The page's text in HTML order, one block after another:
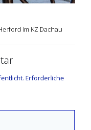
im KZ Dachau
Erforderliche